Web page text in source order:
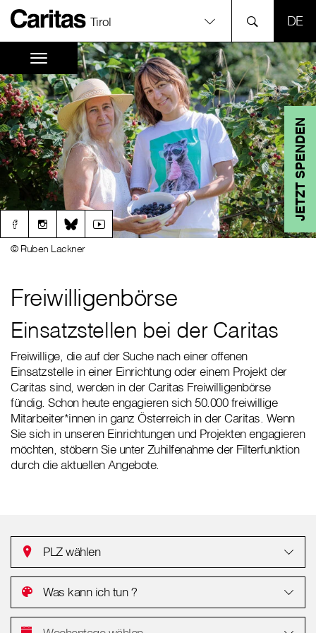
Tirol
JETZT SPENDEN
Freiwilligenbörse
© Ruben Lackner
Einsatzstellen bei der Caritas
Freiwillige, die auf der Suche nach einer offenen
Einsatzstelle in einer Einrichtung oder einem Projekt der
Caritas sind, werden in der Caritas Freiwilligenbörse
fündig. Schon heute engagieren sich 50.000 freiwillige
Mitarbeiter*innen in ganz Österreich in der Caritas. Wenn
Sie sich in unseren Einrichtungen und Projekten engagieren
möchten, stöbern Sie unter Zuhilfenahme der Filterfunktion
durch die aktuellen Angebote.
PLZ wählen
Was kann ich tun ?